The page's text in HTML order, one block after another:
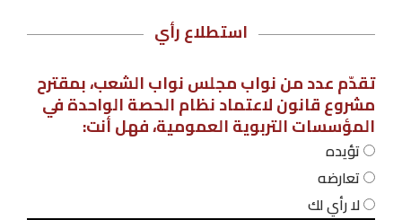
استطلاع رأي
تقدّم عدد من نواب مجلس نواب الشعب، بمقترح
مشروع قانون لاعتماد نظام الحصة الواحدة في
المؤسسات التربوية العمومية، فهل أنت:
تؤيده
تعارضه
لا رأي لك